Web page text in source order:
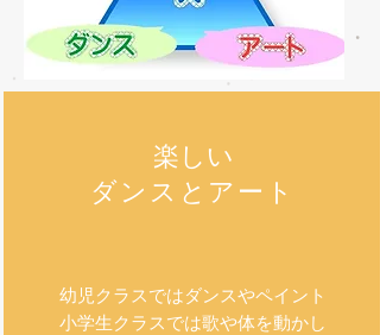
楽しい
ダンスとアート
幼児クラスではダンスやペイント
小学生クラスでは歌や体を動かし